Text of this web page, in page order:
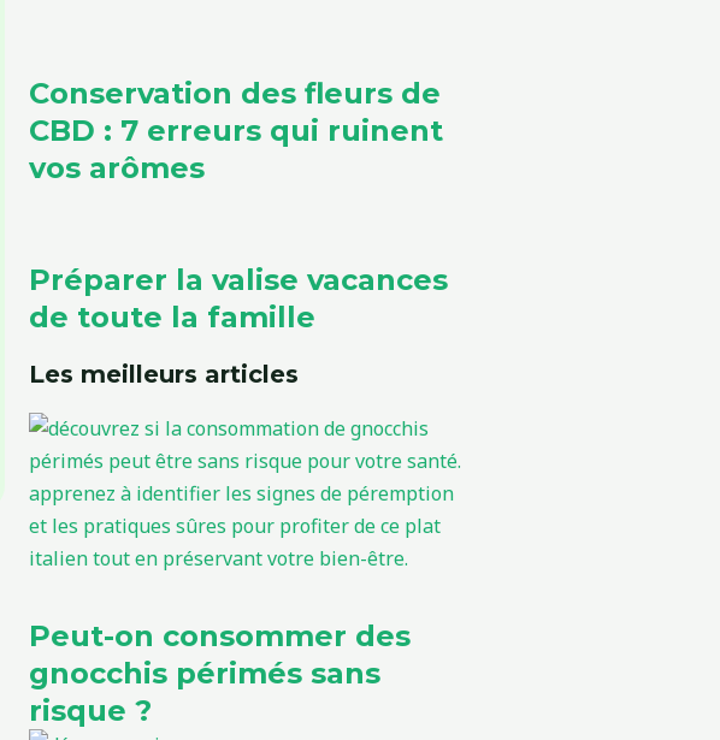
Conservation des fleurs de
CBD : 7 erreurs qui ruinent
vos arômes
Préparer la valise vacances
de toute la famille
Les meilleurs articles
Peut-on consommer des
gnocchis périmés sans
risque ?